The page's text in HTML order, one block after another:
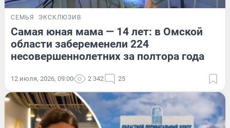
СЕМЬЯ ЭКСКЛЮЗИВ
Самая юная мама — 14 лет: в Омской
области забеременели 224
несовершеннолетних за полтора года
12 июля, 2026, 09:00 2 342 25